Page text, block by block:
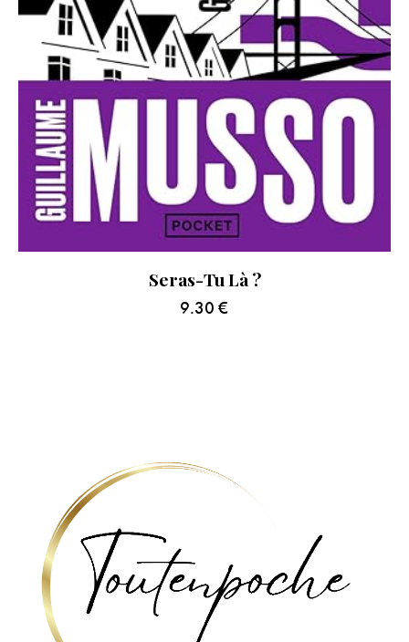
Seras-Tu Là ?
9.30 €